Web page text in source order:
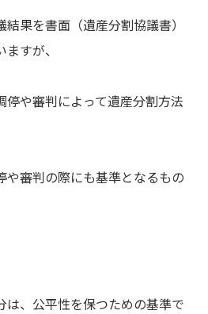
果を書面（遺産分割協議書）
すが、
停や審判によって遺産分割方法
や審判の際にも基準となるもの
は、公平性を保つための基準で